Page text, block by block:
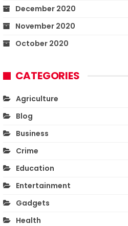
December 2020
November 2020
October 2020
CATEGORIES
Agriculture
Blog
Business
Crime
Education
Entertainment
Gadgets
Health